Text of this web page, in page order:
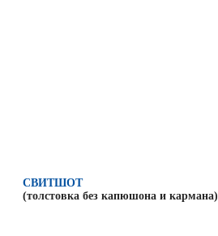
СВИТШОТ
(толстовка без капюшона и кармана)